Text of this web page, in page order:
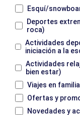
Esquí/
Deportes
roca)
Actividades
iniciación a la
Actividades
bien estar)
Viajes en familia
Ofertas y
Novedades y